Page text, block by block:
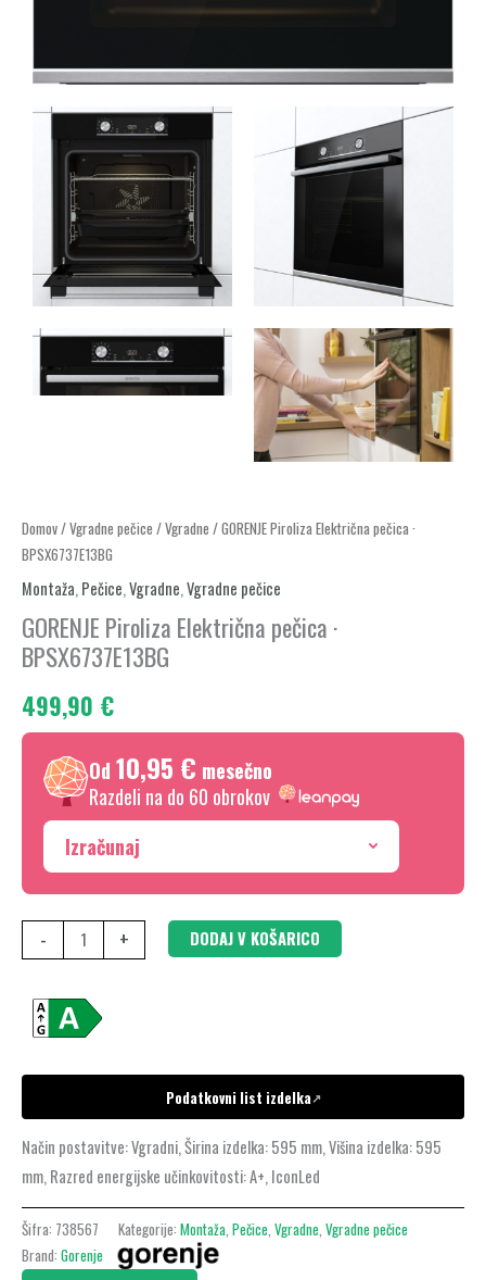
Domov/Vgradne pečice /Vgradne / GORENJE Piroliza Električna pečica ·
BPSX6737E13BG
Montaža,Pečice,Vgradne,Vgradne pečice
GORENJE Piroliza Električna pečica ·
BPSX6737E13BG
499,90 €
Od 10,95 € mesečno
Razdeli na do 60 obrokov
Izračunaj
-
GORENJE
Piroliza
Električna
pečica
·
količina
+ DODAJ V KOŠARICO
Podatkovni list izdelka↗
Način postavitve: Vgradni, Širina izdelka: 595 mm, Višina izdelka: 595
mm, Razred energijske učinkovitosti: A+, IconLed
Šifra: 738567 Kategorije: Montaža Pečice Vgradne Vgradne pečice
Brand: Gorenje